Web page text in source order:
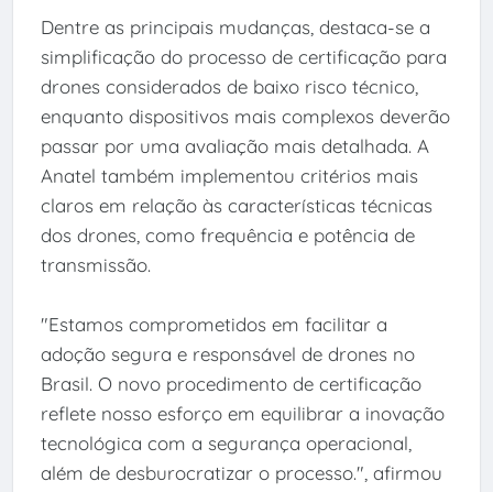
Dentre as principais mudanças, destaca-se a
simplificação do processo de certificação para
drones considerados de baixo risco técnico,
enquanto dispositivos mais complexos deverão
passar por uma avaliação mais detalhada. A
Anatel também implementou critérios mais
claros em relação às características técnicas
dos drones, como frequência e potência de
transmissão.
"Estamos comprometidos em facilitar a
adoção segura e responsável de drones no
Brasil. O novo procedimento de certificação
reflete nosso esforço em equilibrar a inovação
tecnológica com a segurança operacional,
além de desburocratizar o processo.", afirmou